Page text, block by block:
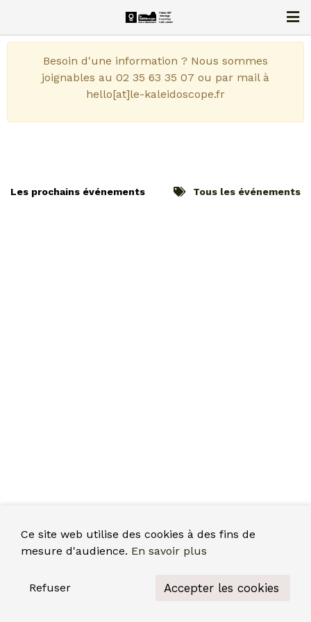
Ce site web utilise des cookies à des fins de
mesure d'audience. En savoir plus
Refuser Accepter les cookies
Besoin d'une information ? Nous sommes
joignables au 02 35 63 35 07 ou par mail à
hello[at]le-kaleidoscope.fr
Les prochains événements Tous les événements